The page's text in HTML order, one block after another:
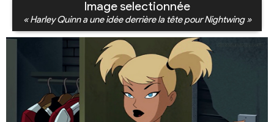
Image selectionnée
« Harley Quinn a une idée derrière la tête pour Nightwing »